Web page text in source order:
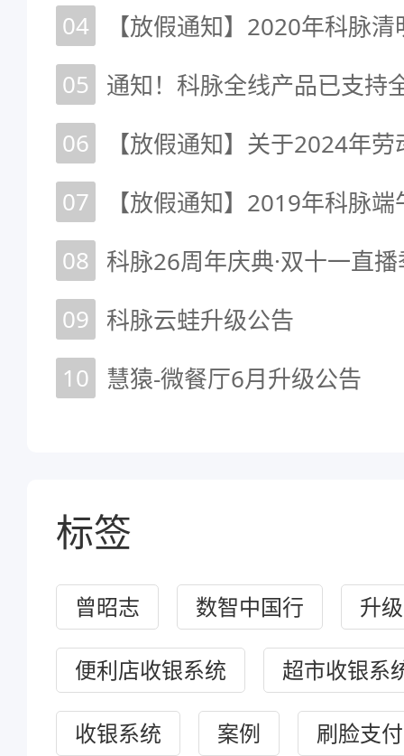
04
【放假通知】2020年科脉
05
通知！科脉全线产品已支持
06
【放假通知】关于2024年
07
【放假通知】2019年科脉
08
09 科脉云蛙升级公告
10 慧猿-微餐厅6月升级公告
标签
曾昭志 数智中国行 升
便利店收银系统 超市收银系
收银系统 案例 刷脸支付